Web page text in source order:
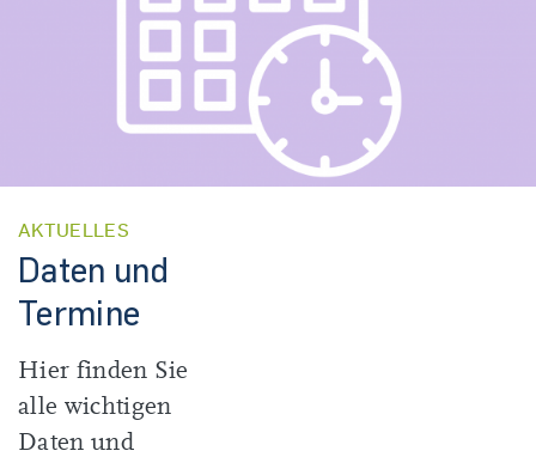
AKTUELLES
Daten und
Termine
Hier finden Sie
alle wichtigen
Daten und